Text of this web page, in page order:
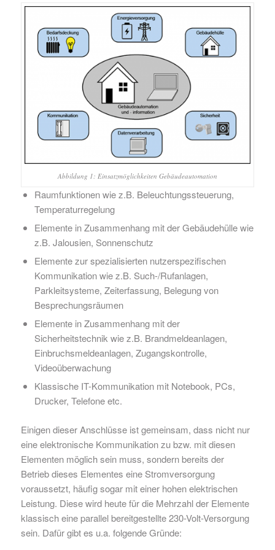
Abbildung 1: Einsatzmöglichkeiten Gebäudeautomation
Raumfunktionen wie z.B. Beleuchtungssteuerung,
Temperaturregelung
Elemente in Zusammenhang mit der Gebäudehülle wie
z.B. Jalousien, Sonnenschutz
Elemente zur spezialisierten nutzerspezifischen
Kommunikation wie z.B. Such-/Rufanlagen,
Parkleitsysteme, Zeiterfassung, Belegung von
Besprechungsräumen
Elemente in Zusammenhang mit der
Sicherheitstechnik wie z.B. Brandmeldeanlagen,
Einbruchsmeldeanlagen, Zugangskontrolle,
Videoüberwachung
Klassische IT-Kommunikation mit Notebook, PCs,
Drucker, Telefone etc.
Einigen dieser Anschlüsse ist gemeinsam, dass nicht nur
eine elektronische Kommunikation zu bzw. mit diesen
Elementen möglich sein muss, sondern bereits der
Betrieb dieses Elementes eine Stromversorgung
voraussetzt, häufig sogar mit einer hohen elektrischen
Leistung. Diese wird heute für die Mehrzahl der Elemente
klassisch eine parallel bereitgestellte 230-Volt-Versorgung
sein. Dafür gibt es u.a. folgende Gründe: